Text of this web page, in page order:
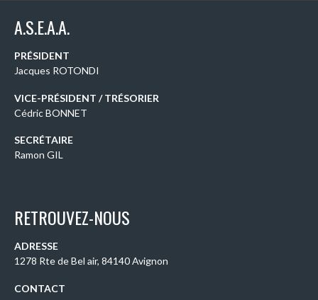
A.S.E.A.A.
PRÉSIDENT
Jacques ROTONDI
VICE-PRÉSIDENT / TRÉSORIER
Cédric BONNET
SECRÉTAIRE
Ramon GIL
RETROUVEZ-NOUS
ADRESSE
1278 Rte de Bel air, 84140 Avignon
CONTACT